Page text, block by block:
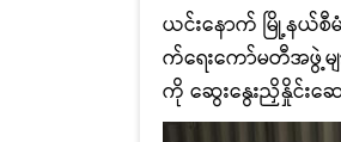
ယင်းနောက် မြို့နယ်စီ
က်ရေးကော်မတီအဖွဲ့မ
ကို ဆွေးနွေးညှိနှိုင်းဆ